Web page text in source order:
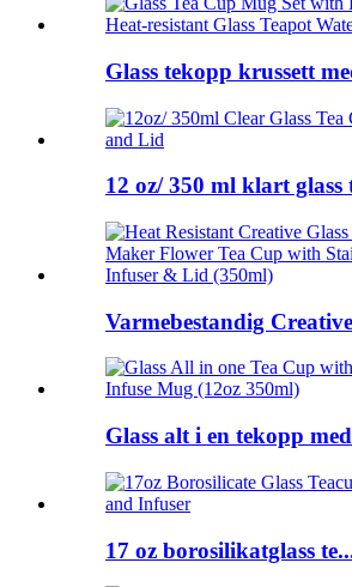
Glass tekopp krussett
12 oz/ 350 ml klart glass
Varmebestandig
Glass alt i en tekopp
17 oz borosilikatglass